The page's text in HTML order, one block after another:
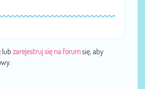
lub zarejestruj się na forumsię, aby